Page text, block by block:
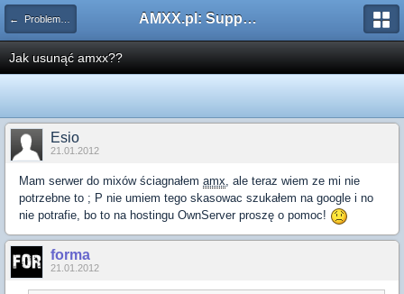
← Problemy z pluginami AMXX.pl: Support AMX Mod X i SourceMod
Jak usunąć amxx??
Esio
21.01.2012
Mam serwer do mixów ściagnałem amx, ale teraz wiem ze mi nie
potrzebne to ; P nie umiem tego skasowac szukałem na google i no
nie potrafie, bo to na hostingu OwnServer proszę o pomoc!
forma
21.01.2012